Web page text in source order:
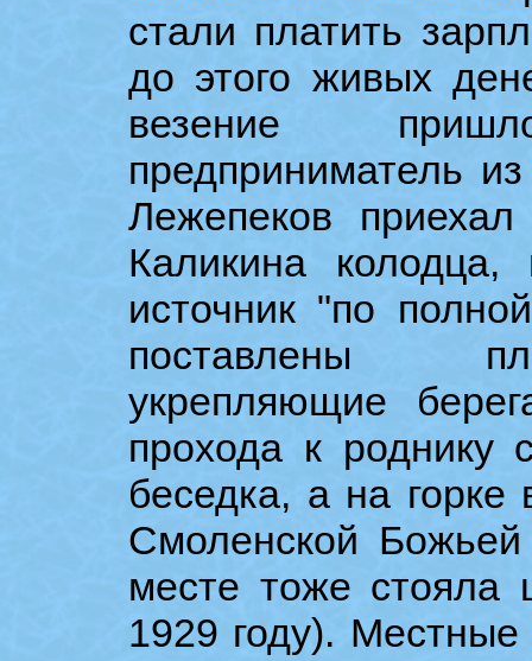
стали платить
до этого живых
везение
предприниматель
Лежепеков
Каликина колодца,
источник "по
поставлены
укрепляющие
прохода к роднику
беседка, а на
Смоленской
месте тоже стояла
1929 году).